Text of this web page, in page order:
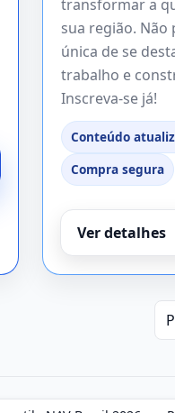
transformar a
sua região.
única de se
trabalho e
Inscreva-se já!
Conteúdo
Compra segura
Ver detalhes